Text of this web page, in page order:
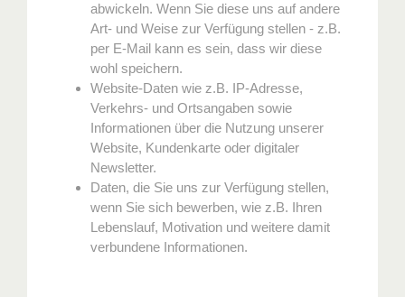
abwickeln. Wenn Sie diese uns auf andere
Art- und Weise zur Verfügung stellen - z.B.
per E-Mail kann es sein, dass wir diese
wohl speichern.
Website-Daten wie z.B. IP-Adresse,
Verkehrs- und Ortsangaben sowie
Informationen über die Nutzung unserer
Website, Kundenkarte oder digitaler
Newsletter.
Daten, die Sie uns zur Verfügung stellen,
wenn Sie sich bewerben, wie z.B. Ihren
Lebenslauf, Motivation und weitere damit
verbundene Informationen.